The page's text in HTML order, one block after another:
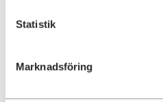
Statistik
Marknadsföring
En lokal behöver vara
att fastighetsägaren ska
Om inte lokalen är
En förutsättning för att få